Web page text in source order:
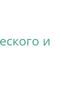
и